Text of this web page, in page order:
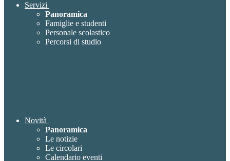
Servizi
Panoramica
Famiglie e studenti
Personale scolastico
Percorsi di studio
Novità
Panoramica
Le notizie
Le circolari
Calendario eventi